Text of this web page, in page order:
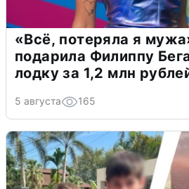
«Всё, потеряла я
подарила Филиппу
лодку за 1,2 млн
5 августа 165